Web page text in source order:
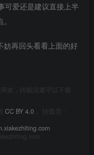
可爱还是建议直接上半
妨再回头看看上面的好
途，转载须遵守以下规
CC BY 4.0 ， 转载需：